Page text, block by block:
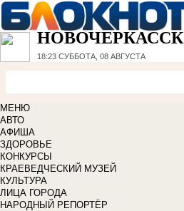
НОВОЧЕРКАССК
18:23 СУББОТА, 08 АВГУСТА
МЕНЮ
АВТО
АФИША
ЗДОРОВЬЕ
КОНКУРСЫ
КРАЕВЕДЧЕСКИЙ МУЗЕЙ
КУЛЬТУРА
ЛИЦА ГОРОДА
НАРОДНЫЙ РЕПОРТЁР